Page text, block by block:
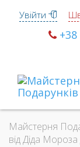
Увійти
Майстерня
від Діда